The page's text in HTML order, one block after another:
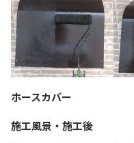
ホースカバー
施工風景・施工後